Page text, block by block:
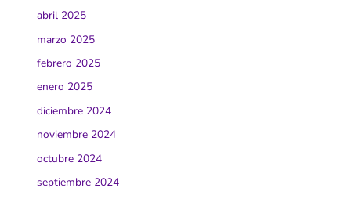
abril 2025
marzo 2025
febrero 2025
enero 2025
diciembre 2024
noviembre 2024
octubre 2024
septiembre 2024